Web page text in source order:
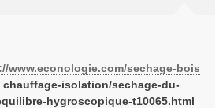
www.econologie.com/sechage-bois
chauffage-isolation/sechage-du-
hygroscopique-t10065.html